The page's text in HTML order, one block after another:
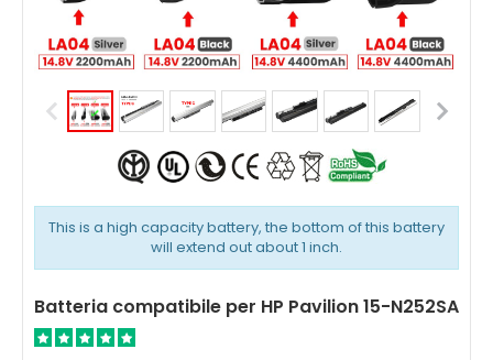
This is a high capacity battery, the bottom of this battery
will extend out about 1 inch.
Batteria compatibile per HP Pavilion 15-N252SA